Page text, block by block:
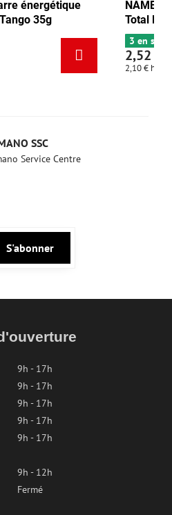
Barre énergétique
pistache 35g
SSC
Service Centre
S'abonner
9h - 17h
9h - 17h
9h - 17h
9h - 17h
9h - 17h
9h - 12h
Fermé